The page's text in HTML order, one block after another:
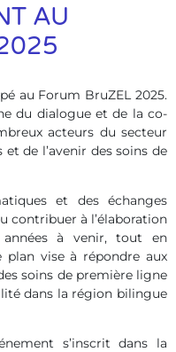
AU
au Forum BruZEL 2025.
du dialogue et de la co-
acteurs du secteur
de l’avenir des soins de
et des échanges
contribuer à l’élaboration
années à venir, tout en
plan vise à répondre aux
soins de première ligne
dans la région bilingue
s’inscrit dans la